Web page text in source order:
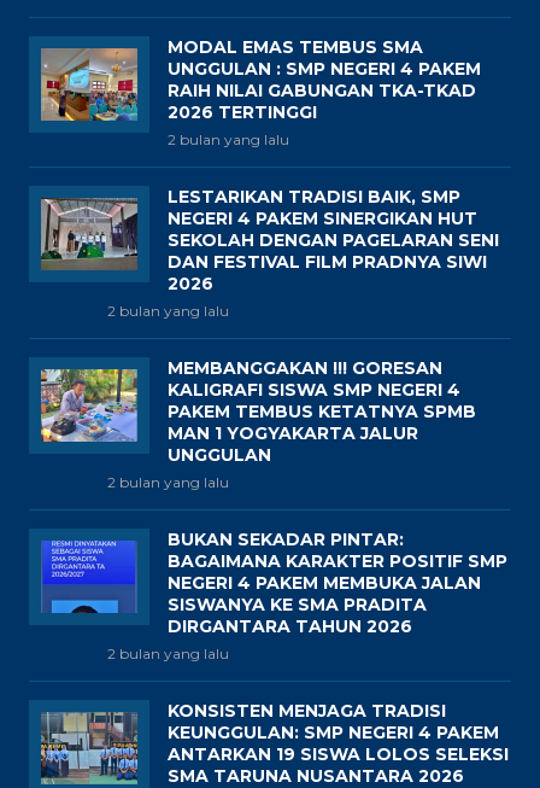
MODAL EMAS TEMBUS SMA
UNGGULAN : SMP NEGERI 4 PAKEM
RAIH NILAI GABUNGAN TKA-TKAD
2026 TERTINGGI
2 bulan yang lalu
LESTARIKAN TRADISI BAIK, SMP
NEGERI 4 PAKEM SINERGIKAN HUT
SEKOLAH DENGAN PAGELARAN SENI
DAN FESTIVAL FILM PRADNYA SIWI
2026
2 bulan yang lalu
MEMBANGGAKAN !!! GORESAN
KALIGRAFI SISWA SMP NEGERI 4
PAKEM TEMBUS KETATNYA SPMB
MAN 1 YOGYAKARTA JALUR
UNGGULAN
2 bulan yang lalu
BUKAN SEKADAR PINTAR:
BAGAIMANA KARAKTER POSITIF SMP
NEGERI 4 PAKEM MEMBUKA JALAN
SISWANYA KE SMA PRADITA
DIRGANTARA TAHUN 2026
2 bulan yang lalu
KONSISTEN MENJAGA TRADISI
KEUNGGULAN: SMP NEGERI 4 PAKEM
ANTARKAN 19 SISWA LOLOS SELEKSI
SMA TARUNA NUSANTARA 2026